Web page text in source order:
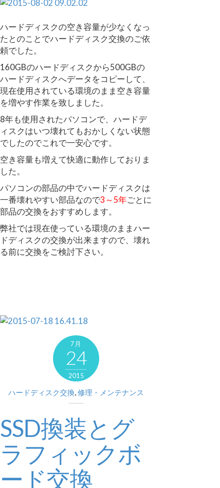
ハードディスクの空き容量が少なくなっ
たとのことでハードディスク交換のご依
頼でした。
160GBのハードディスクから500GBの
ハードディスクへデータをコピーして、
現在使用されている環境のまま空き容量
を増やす作業を致しました。
8年も使用されたパソコンで、ハードデ
ィスクはいつ壊れてもおかしくない状態
でしたのでこれで一安心です。
空き容量も増えて快適に動作しておりま
した。
パソコンの部品の中でハードディスクは
一番壊れやすい部品なので3～5年ごとに
部品の交換をおすすめします。
弊社では現在使っている環境のままハー
ドディスクの交換が出来ますので、壊れ
る前に交換をご検討下さい。
7月
24
2015
ハードディスク交換,修理・メンテナンス
SSD換装とグ
ラフィックボ
ード交換